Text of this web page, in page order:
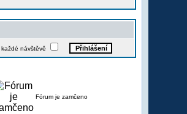
návštěvě
Fórum je zamčeno